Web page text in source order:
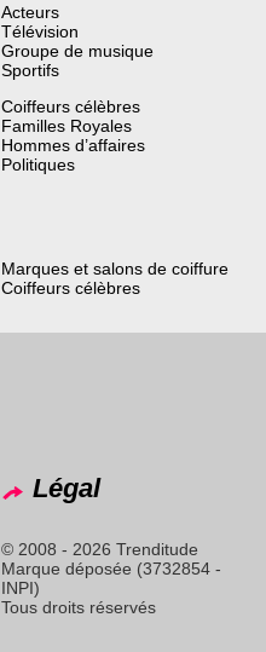
Acteurs
Télévision
Groupe de musique
Sportifs
Coiffeurs célèbres
Familles Royales
Hommes d’affaires
Politiques
Marques et salons de coiffure
Coiffeurs célèbres
Légal
© 2008 - 2026 Trenditude
Marque déposée (3732854 -
INPI)
Tous droits réservés